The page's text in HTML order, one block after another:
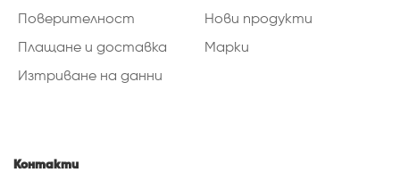
Поверителност
Плащане и доставка
Изтриване на данни
Нови продукти
Марки
Контакти